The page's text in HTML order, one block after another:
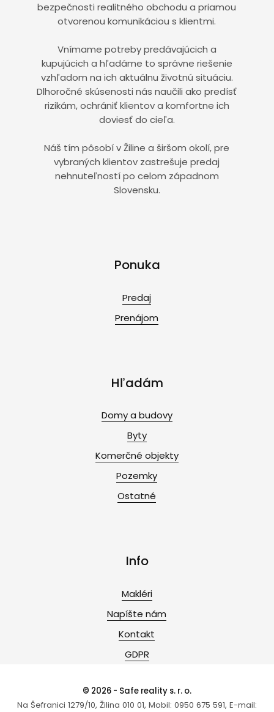
bezpečnosti realitného obchodu a priamou
otvorenou komunikáciou s klientmi.
Vnímame potreby predávajúcich a
kupujúcich a hľadáme to správne riešenie
vzhľadom na ich aktuálnu životnú situáciu.
Dlhoročné skúsenosti nás naučili ako predísť
rizikám, ochrániť klientov a komfortne ich
doviesť do cieľa.
Náš tím pôsobí v Žiline a širšom okolí, pre
vybraných klientov zastrešuje predaj
nehnuteľností po celom západnom
Slovensku.
Ponuka
Predaj
Prenájom
Hľadám
Domy a budovy
Byty
Komerčné objekty
Pozemky
Ostatné
Info
Makléri
Napíšte nám
Kontakt
GDPR
© 2026 - Safe reality s. r. o.
Na Šefranici 1279/10, Žilina 010 01, Mobil: 0950 675 591, E-mail: